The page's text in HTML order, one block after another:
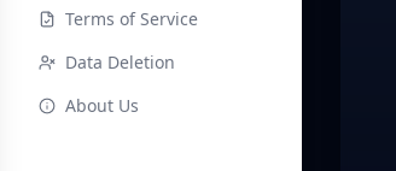
Terms of Service
Data Deletion
About Us